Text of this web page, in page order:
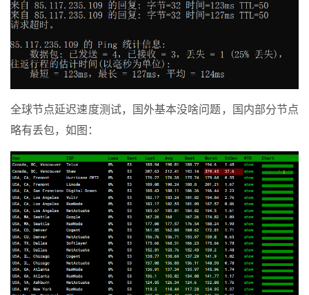
全球节点延迟速度测试，国外基本没啥问题，国内部分节点
略有丢包，如图：